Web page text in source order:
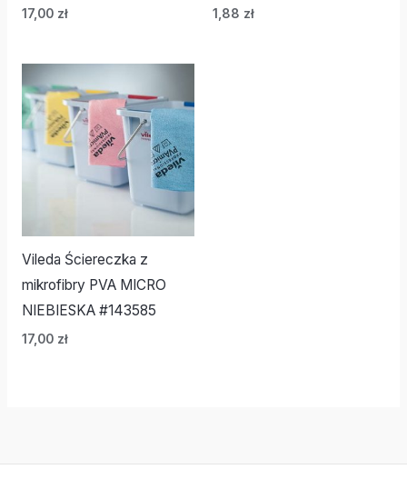
17,00 zł 1,88 zł
Vileda Ściereczka z
mikrofibry PVA MICRO
NIEBIESKA #143585
17,00 zł